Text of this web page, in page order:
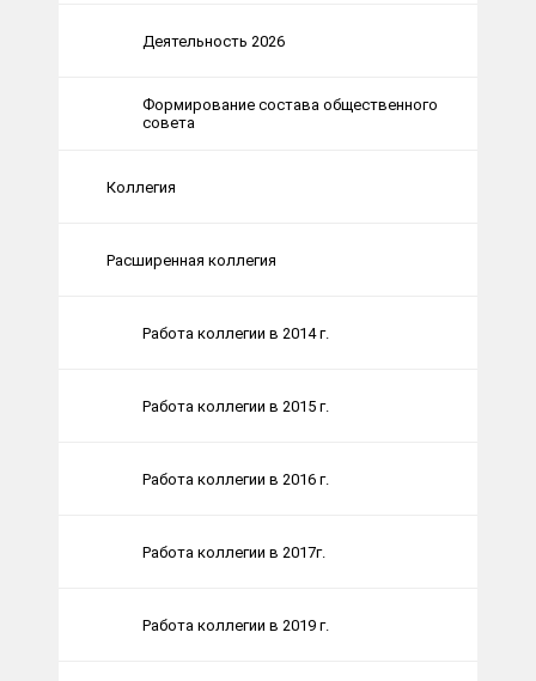
Деятельность 2026
Формирование состава общественного
совета
Коллегия
Расширенная коллегия
Работа коллегии в 2014 г.
Работа коллегии в 2015 г.
Работа коллегии в 2016 г.
Работа коллегии в 2017г.
Работа коллегии в 2019 г.